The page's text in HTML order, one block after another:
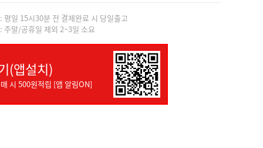
평일 15시30분 전 결제완료 시 당일출고
주말/공휴일 제외 2~3일 소요
(앱설치)
시 500원적립 [앱 알림ON]